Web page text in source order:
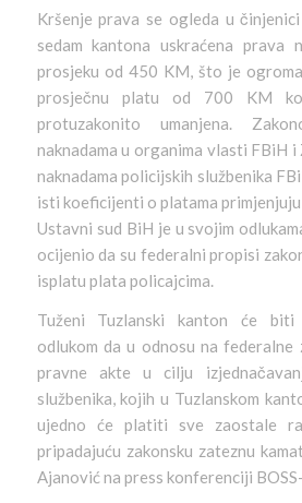
Kršenje prava se ogleda u
sedam kantona uskraćena
prosjeku od 450 KM, što je
prosječnu platu od 700 KM
protuzakonito umanjena.
naknadama u organima vlasti FBiH
naknadama policijskih službenika
isti koeficijenti o platama primjenjuju
Ustavni sud BiH je u svojim
ocijenio da su federalni propisi
isplatu plata policajcima.
Tuženi Tuzlanski kanton će biti
odlukom da u odnosu na federalne
pravne akte u cilju
službenika, kojih u Tuzlanskom
ujedno će platiti sve zaostale
pripadajuću zakonsku zateznu
Ajanović na press konferenciji